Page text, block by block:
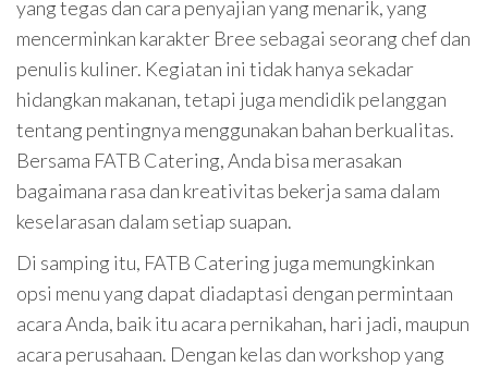
yang tegas dan cara penyajian yang menarik, yang
mencerminkan karakter Bree sebagai seorang chef dan
penulis kuliner. Kegiatan ini tidak hanya sekadar
hidangkan makanan, tetapi juga mendidik pelanggan
tentang pentingnya menggunakan bahan berkualitas.
Bersama FATB Catering, Anda bisa merasakan
bagaimana rasa dan kreativitas bekerja sama dalam
keselarasan dalam setiap suapan.
Di samping itu, FATB Catering juga memungkinkan
opsi menu yang dapat diadaptasi dengan permintaan
acara Anda, baik itu acara pernikahan, hari jadi, maupun
acara perusahaan. Dengan kelas dan workshop yang